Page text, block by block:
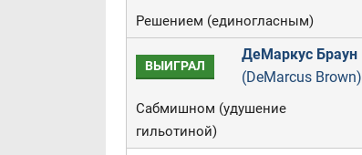
Решением (единогласным)
ВЫИГРАЛ
ДеМаркус Браун
(DeMarcus Brown)
Сабмишном (удушение
гильотиной)